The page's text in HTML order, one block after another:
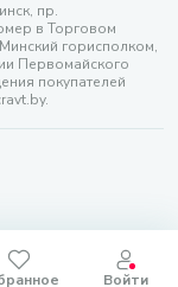
пр.
в Торговом
горисполком,
Первомайского
покупателей
Войти